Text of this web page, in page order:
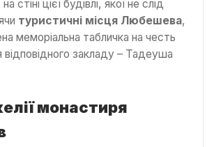
стіні цієї будівлі, якої не слід
туристичні місця Любешева,
меморіальна табличка на честь
відповідного закладу – Тадеуша
монастиря